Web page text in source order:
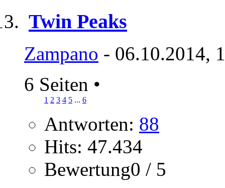
Twin Peaks
Zampano - 06.10.2014,
6 Seiten •
1 2 3 4 5 ... 6
Antworten: 88
Hits: 47.434
Bewertung0 / 5